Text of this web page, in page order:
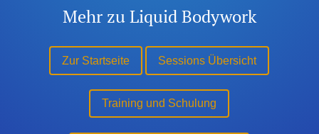
Mehr zu Liquid Bodywork
Zur Startseite Sessions Übersicht
Training und Schulung